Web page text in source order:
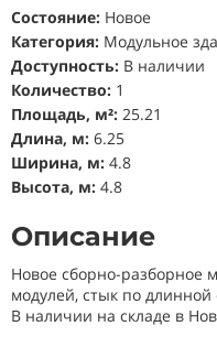
Состояние: Новое
Категория: Модульное
Доступность: В наличии
Количество: 1
Площадь, м²: 25.21
Длина, м: 6.25
Ширина, м: 4.8
Высота, м: 4.8
Описание
Новое сборно-разборное
модулей, стык по длинной
В наличии на складе в